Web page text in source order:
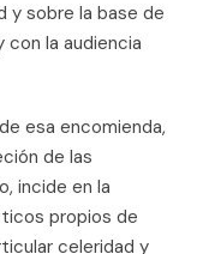
y sobre la base de
la audiencia
esa encomienda,
de las
incide en la
propios de
celeridad y